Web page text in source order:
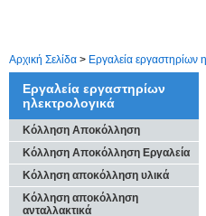
Αρχική Σελίδα > Εργαλεία εργαστηρίων
Εργαλεία εργαστηρίων
ηλεκτρολογικά
Κόλληση Αποκόλληση
Κόλληση Αποκόλληση Εργαλεία
Κόλληση αποκόλληση υλικά
Κόλληση αποκόλληση
ανταλλακτικά